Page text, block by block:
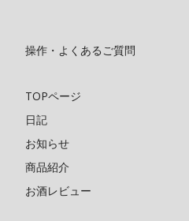
操作・よくあるご質問
TOPページ
日記
お知らせ
商品紹介
お酒レビュー